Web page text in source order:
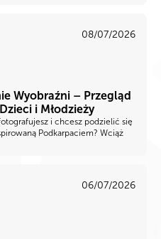
08/07/2026
Wyobraźni – Przegląd
i Młodzieży
i chcesz podzielić się
Podkarpaciem? Wciąż
06/07/2026